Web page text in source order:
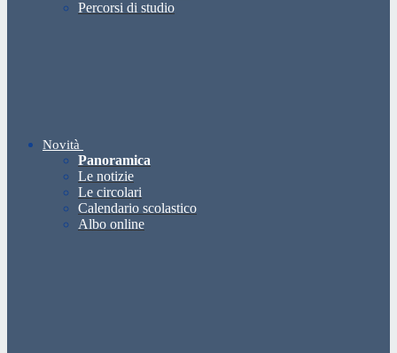
Percorsi di studio
Novità
Panoramica
Le notizie
Le circolari
Calendario scolastico
Albo online